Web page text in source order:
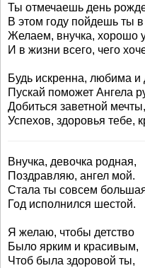
Ты отмечаешь день
В этом году пойдешь ты
Желаем, внучка, хорошо
И в жизни всего, чего
Будь искренна, любима и
Пускай поможет Ангела
Добиться заветной мечты,
Успехов, здоровья тебе,
Внучка, девочка родная,
Поздравляю, ангел мой.
Стала ты совсем
Год исполнился шестой.
Я желаю, чтобы детство
Было ярким и красивым,
Чтоб была здоровой ты,